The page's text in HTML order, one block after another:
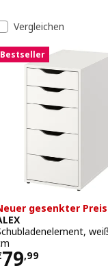
Liste der
Vergleichen
Bestseller
gesenkter Preis
79,99€ 79,99